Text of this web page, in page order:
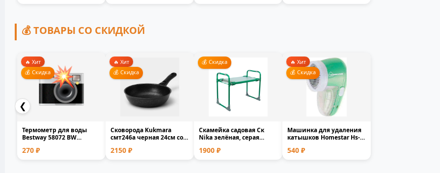
💰 ТОВАРЫ СО СКИДКОЙ
❮
🔥 Хит
💰 Скидка
Термометр для воды
Bestway 58072 BW
бассейна и...
270 ₽
🔥 Хит
💰 Скидка
Сковорода Kukmara
смт246а черная 24см со
2150 ₽
💰 Скидка
Скамейка садовая Ск
Nika зелёная, серая
1900 ₽
🔥 Хит
💰 Скидка
Машинка для удаления
катышков Homestar Hs-
540 ₽